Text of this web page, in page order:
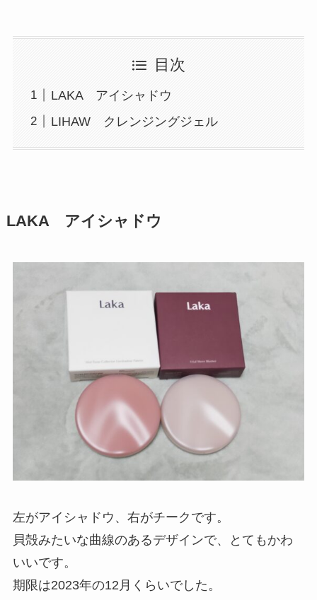
目次
LAKA アイシャドウ
LIHAW クレンジングジェル
LAKA アイシャドウ
左がアイシャドウ、右がチークです。
貝殻みたいな曲線のあるデザインで、とてもかわ
いいです。
期限は2023年の12月くらいでした。